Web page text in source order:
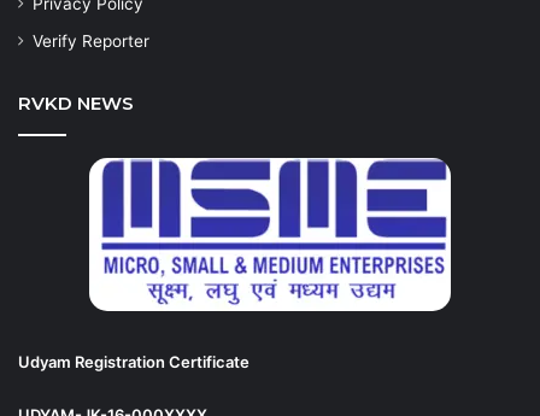
Privacy Policy
Verify Reporter
RVKD NEWS
Udyam Registration Certificate